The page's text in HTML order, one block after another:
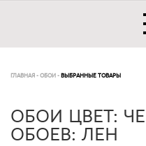
ГЛАВНАЯ - ОБОИ - ВЫБРАННЫЕ ТОВАРЫ
ОБОИ ЦВЕТ:
ОБОЕВ: ЛЕН